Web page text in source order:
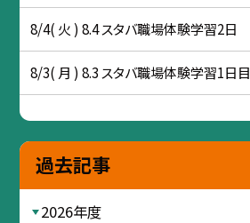
8/4( 火 ) 8.4 スタバ職場体験学習2日
8/3( 月 ) 8.3 スタバ職場体験学習1日目
過去記事
2026年度